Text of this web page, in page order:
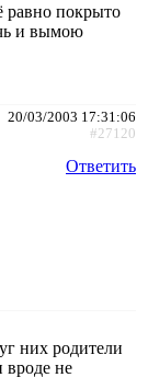
равно покрыто
и вымою
20/03/2003 17:31:06
#27120
Ответить
них родители
вроде не